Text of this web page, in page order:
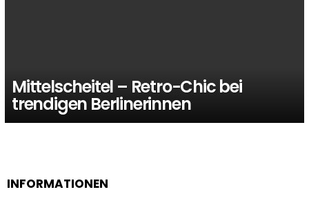
Mittelscheitel – Retro-Chic bei
trendigen Berlinerinnen
INFORMATIONEN